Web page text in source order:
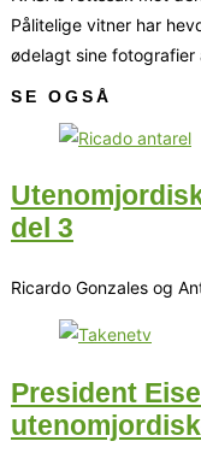
Pålitelige vitner har
ødelagt sine fotografier
SE OGSÅ
del 3
Ricardo Gonzales og
President